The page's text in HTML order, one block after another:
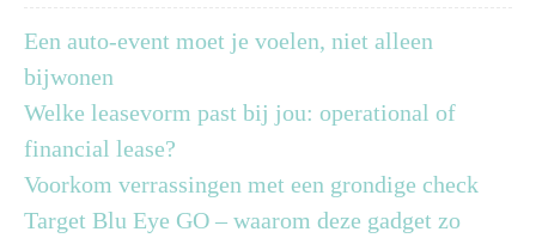
Een auto-event moet je voelen, niet alleen
bijwonen
Welke leasevorm past bij jou: operational of
financial lease?
Voorkom verrassingen met een grondige check
Target Blu Eye GO – waarom deze gadget zo